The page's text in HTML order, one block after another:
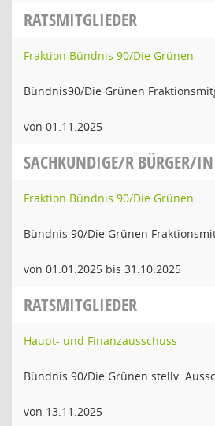
RATSMITGLIEDER
Fraktion Bündnis 90/Die Grünen
Bündnis90/Die Grünen
von 01.11.2025
SACHKUNDIGE/R BÜRGER/IN
Fraktion Bündnis 90/Die Grünen
Bündnis 90/Die Grünen
von 01.01.2025 bis 31.10.2025
RATSMITGLIEDER
Haupt- und Finanzausschuss
Bündnis 90/Die Grünen stellv.
von 13.11.2025